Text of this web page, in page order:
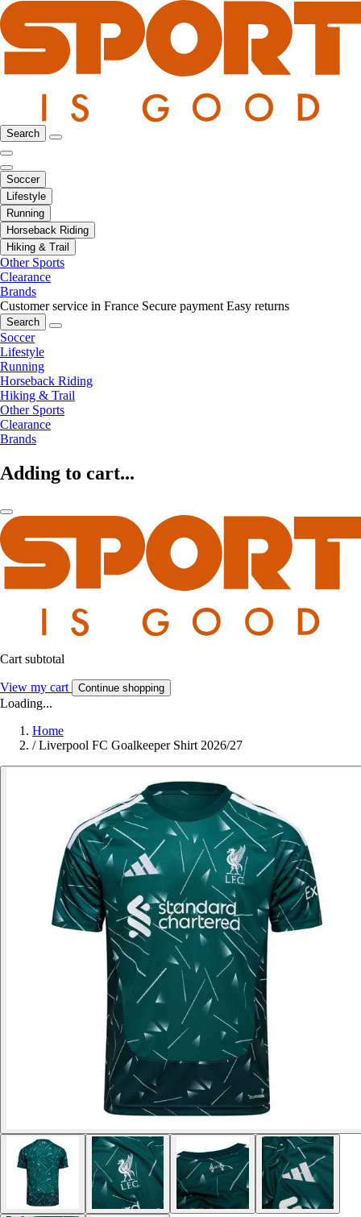
Search
Soccer
Lifestyle
Running
Horseback Riding
Hiking & Trail
Other Sports
Clearance
Brands
Customer service in France Secure payment Easy returns
Search
Soccer
Lifestyle
Running
Horseback Riding
Hiking & Trail
Other Sports
Clearance
Brands
Adding to cart...
Cart subtotal
View my cart Continue shopping
Loading...
Home
/ Liverpool FC Goalkeeper Shirt 2026/27